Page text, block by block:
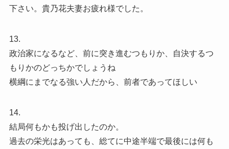
下さい。貴乃花夫妻お疲れ様でした。
13.
政治家になるなど、前に突き進むつもりか、自決するつ
もりかのどっちかでしょうね
横綱にまでなる強い人だから、前者であってほしい
14.
結局何もかも投げ出したのか。
過去の栄光はあっても、総てに中途半端で最後には何も